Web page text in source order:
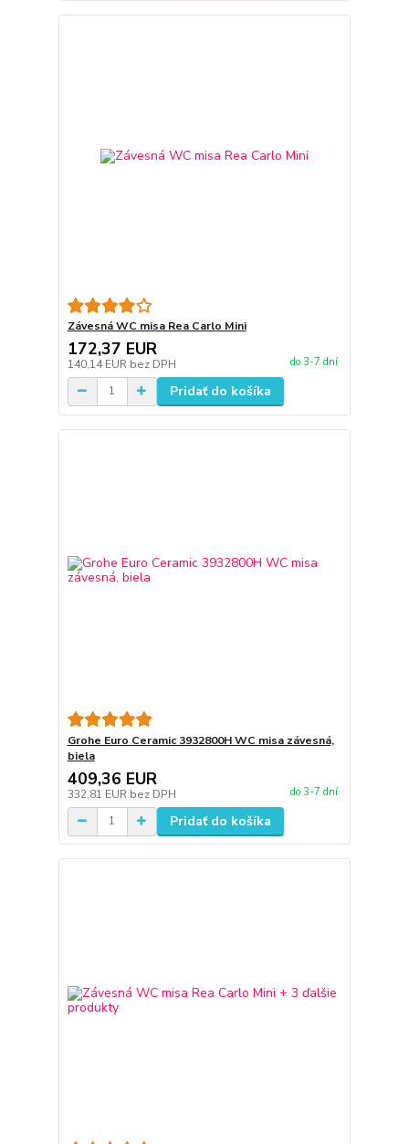
Závesná WC misa Rea Carlo Mini
172,37 EUR
140,14 EUR bez DPH do 3-7 dní
Pridať do košíka
Grohe Euro Ceramic 3932800H WC misa závesná,
biela
409,36 EUR
332,81 EUR bez DPH do 3-7 dní
Pridať do košíka